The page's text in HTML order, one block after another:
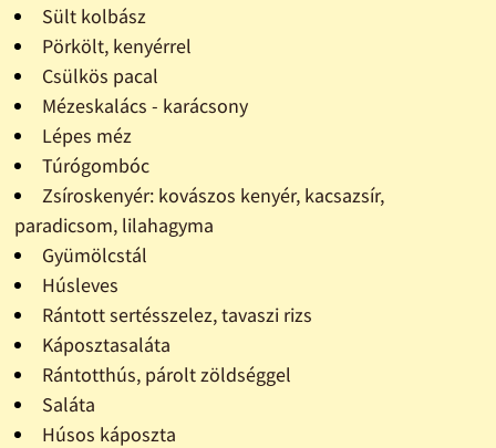
Sült kolbász
Pörkölt, kenyérrel
Csülkös pacal
Mézeskalács - karácsony
Lépes méz
Túrógombóc
Zsíroskenyér: kovászos kenyér, kacsazsír,
paradicsom, lilahagyma
Gyümölcstál
Húsleves
Rántott sertésszelez, tavaszi rizs
Káposztasaláta
Rántotthús, párolt zöldséggel
Saláta
Húsos káposzta